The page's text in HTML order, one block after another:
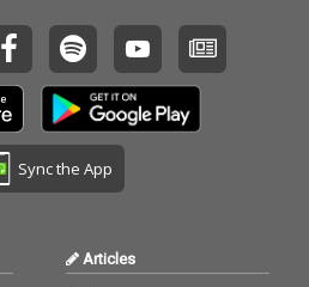
Sync the App
Articles